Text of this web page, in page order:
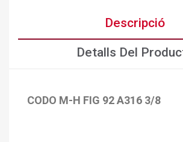
Descripció
Detalls Del
CODO M-H FIG 92 A316 3/8